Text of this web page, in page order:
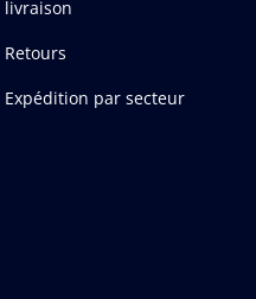
livraison
Retours
Expédition par secteur